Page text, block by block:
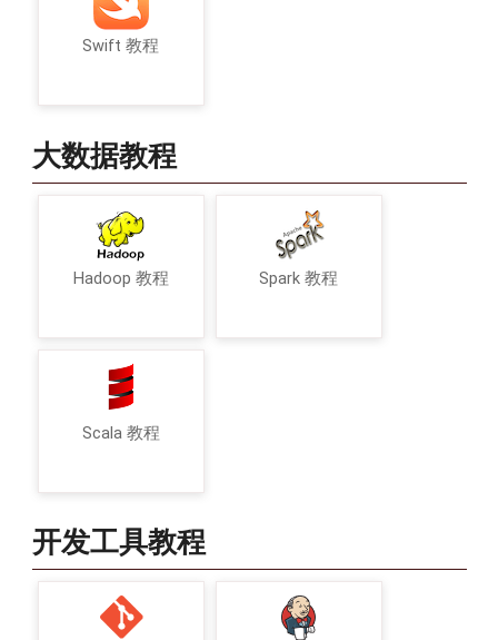
Swift 教程
大数据教程
Hadoop 教程 Spark 教程
Scala 教程
开发工具教程